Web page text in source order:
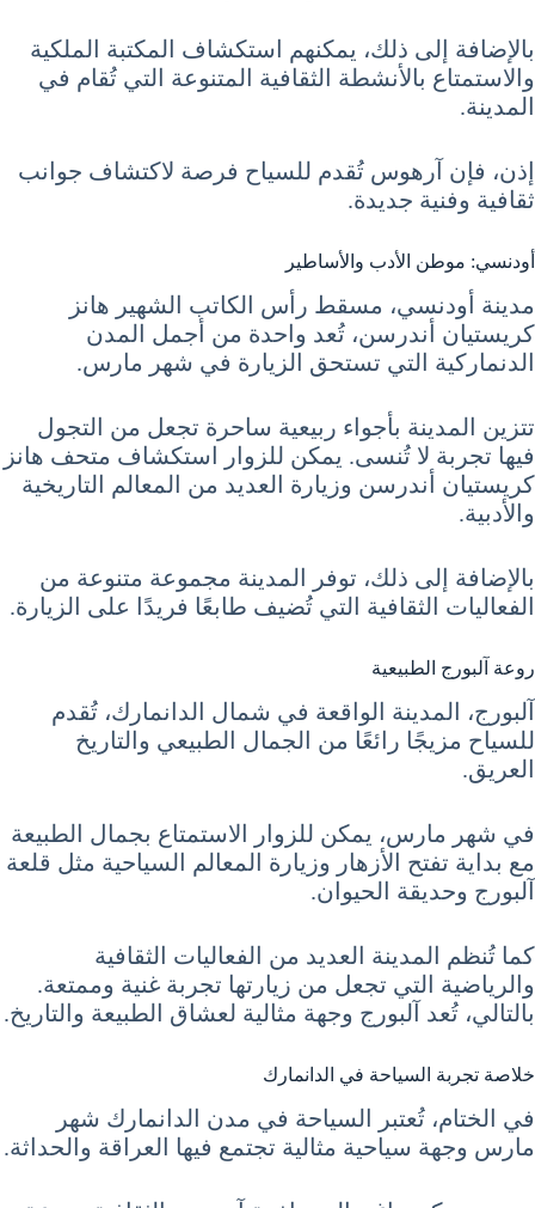
بالإضافة إلى ذلك، يمكنهم استكشاف المكتبة الملكية
والاستمتاع بالأنشطة الثقافية المتنوعة التي تُقام في
المدينة.
إذن، فإن آرهوس تُقدم للسياح فرصة لاكتشاف جوانب
ثقافية وفنية جديدة.
أودنسي: موطن الأدب والأساطير
مدينة أودنسي، مسقط رأس الكاتب الشهير هانز
كريستيان أندرسن، تُعد واحدة من أجمل المدن
الدنماركية التي تستحق الزيارة في شهر مارس.
تتزين المدينة بأجواء ربيعية ساحرة تجعل من التجول
فيها تجربة لا تُنسى. يمكن للزوار استكشاف متحف هانز
كريستيان أندرسن وزيارة العديد من المعالم التاريخية
والأدبية.
بالإضافة إلى ذلك، توفر المدينة مجموعة متنوعة من
الفعاليات الثقافية التي تُضيف طابعًا فريدًا على الزيارة.
روعة آلبورج الطبيعية
آلبورج، المدينة الواقعة في شمال الدانمارك، تُقدم
للسياح مزيجًا رائعًا من الجمال الطبيعي والتاريخ
العريق.
في شهر مارس، يمكن للزوار الاستمتاع بجمال الطبيعة
مع بداية تفتح الأزهار وزيارة المعالم السياحية مثل قلعة
آلبورج وحديقة الحيوان.
كما تُنظم المدينة العديد من الفعاليات الثقافية
والرياضية التي تجعل من زيارتها تجربة غنية وممتعة.
بالتالي، تُعد آلبورج وجهة مثالية لعشاق الطبيعة والتاريخ.
خلاصة تجربة السياحة في الدانمارك
في الختام، تُعتبر السياحة في مدن الدانمارك شهر
مارس وجهة سياحية مثالية تجتمع فيها العراقة والحداثة.